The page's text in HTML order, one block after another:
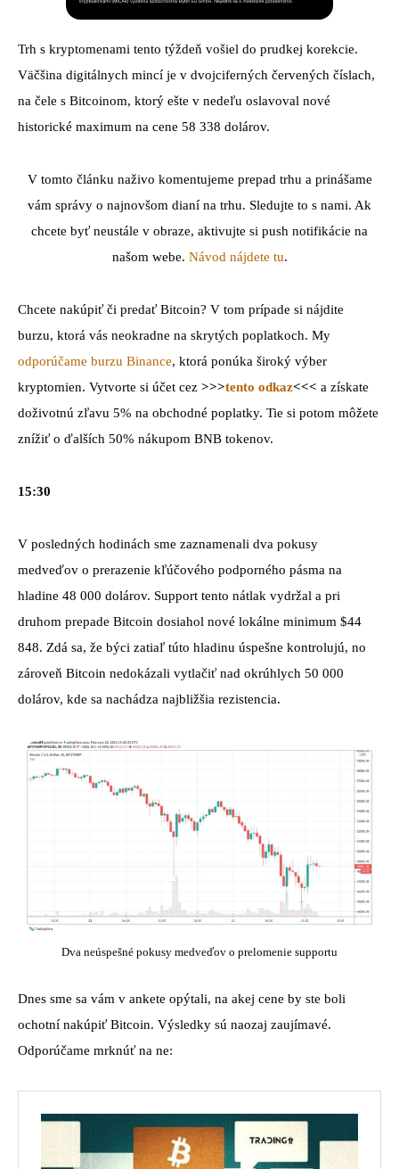
Trh s kryptomenami tento týždeň vošiel do prudkej korekcie.
Väčšina digitálnych mincí je v dvojciferných červených číslach,
na čele s Bitcoinom, ktorý ešte v nedeľu oslavoval nové
historické maximum na cene 58 338 dolárov.
V tomto článku naživo komentujeme prepad trhu a prinášame
vám správy o najnovšom dianí na trhu. Sledujte to s nami. Ak
chcete byť neustále v obraze, aktivujte si push notifikácie na
našom webe. Návod nájdete tu.
Chcete nakúpiť či predať Bitcoin? V tom prípade si nájdite
burzu, ktorá vás neokradne na skrytých poplatkoch. My
odporúčame burzu Binance, ktorá ponúka široký výber
kryptomien. Vytvorte si účet cez >>>tento odkaz<<< a získate
doživotnú zľavu 5% na obchodné poplatky. Tie si potom môžete
znížiť o ďalších 50% nákupom BNB tokenov.
15:30
V posledných hodinách sme zaznamenali dva pokusy
medveďov o prerazenie kľúčového podporného pásma na
hladine 48 000 dolárov. Support tento nátlak vydržal a pri
druhom prepade Bitcoin dosiahol nové lokálne minimum $44
848. Zdá sa, že býci zatiaľ túto hladinu úspešne kontrolujú, no
zároveň Bitcoin nedokázali vytlačiť nad okrúhlych 50 000
dolárov, kde sa nachádza najbližšia rezistencia.
Dva neúspešné pokusy medveďov o prelomenie supportu
Dnes sme sa vám v ankete opýtali, na akej cene by ste boli
ochotní nakúpiť Bitcoin. Výsledky sú naozaj zaujímavé.
Odporúčame mrknúť na ne: